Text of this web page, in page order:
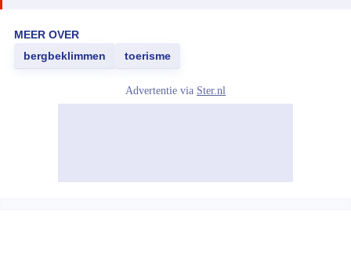
MEER OVER
bergbeklimmen
toerisme
Advertentie via Ster.nl